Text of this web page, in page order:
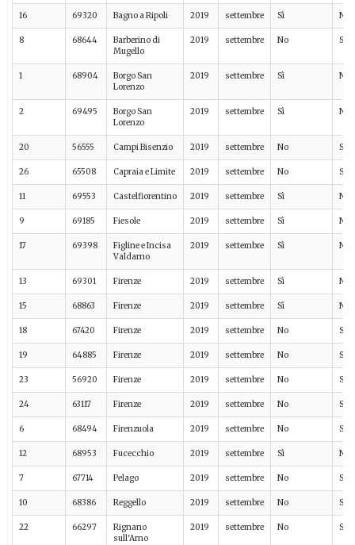
16 69320 Bagno a Ripoli 2019 settembre Sì No
8 68644
Barberino di
Mugello
2019 settembre No Sì
1 68904
Borgo San
Lorenzo
2019 settembre Sì No
2 69495
Borgo San
Lorenzo
2019 settembre Sì No
20 56555 Campi Bisenzio 2019 settembre No Sì
26 65508 Capraia e Limite 2019 settembre No Sì
11 69553 Castelfiorentino 2019 settembre Sì No
9 69185 Fiesole 2019 settembre Sì No
17 69398
Figline e Incisa
Valdarno
2019 settembre Sì No
13 69301 Firenze 2019 settembre Sì No
15 68863 Firenze 2019 settembre Sì No
18 67420 Firenze 2019 settembre No Sì
19 64885 Firenze 2019 settembre No Sì
23 56920 Firenze 2019 settembre No Sì
24 63117 Firenze 2019 settembre No Sì
6 68494 Firenzuola 2019 settembre No Sì
12 68953 Fucecchio 2019 settembre Sì No
7 67714 Pelago 2019 settembre No Sì
10 68386 Reggello 2019 settembre No Sì
22 66297
Rignano
sull'Arno
2019 settembre No Sì